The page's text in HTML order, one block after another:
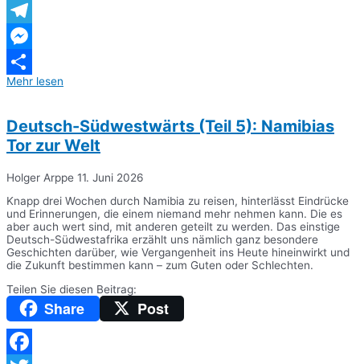
WhatsApp
Telegram
Messenger
Teilen
Mehr lesen
Deutsch-Südwestwärts (Teil 5): Namibias
Tor zur Welt
Holger Arppe 11. Juni 2026
Knapp drei Wochen durch Namibia zu reisen, hinterlässt Eindrücke
und Erinnerungen, die einem niemand mehr nehmen kann. Die es
aber auch wert sind, mit anderen geteilt zu werden. Das einstige
Deutsch-Südwestafrika erzählt uns nämlich ganz besondere
Geschichten darüber, wie Vergangenheit ins Heute hineinwirkt und
die Zukunft bestimmen kann – zum Guten oder Schlechten.
Teilen Sie diesen Beitrag:
Share Post